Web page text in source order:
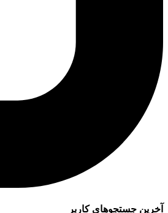
آخرین جستجوهای کاربر